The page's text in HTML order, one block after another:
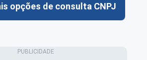
opções de consulta CNPJ